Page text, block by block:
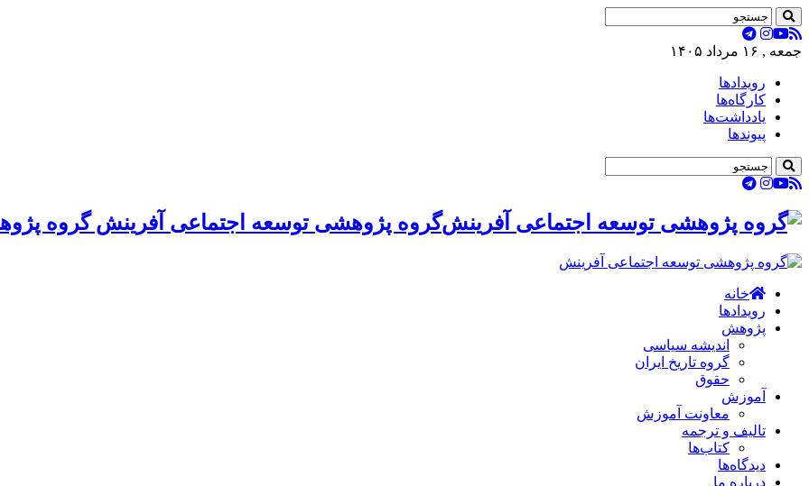
جمعه , ۱۶ مرداد ۱۴۰۵
رویدادها
کارگاه‌ها
یادداشت‌ها
پیوندها
گروه پژوهشی توسعه اجتماعی آفرینش گروه
خانه
رویدادها
پژوهش
اندیشه سیاسی
گروه تاریخ ایران
حقوق
آموزش
معاونت آموزش
تالیف و ترجمه
کتاب‌ها
دیدگاه‌ها
درباره ما